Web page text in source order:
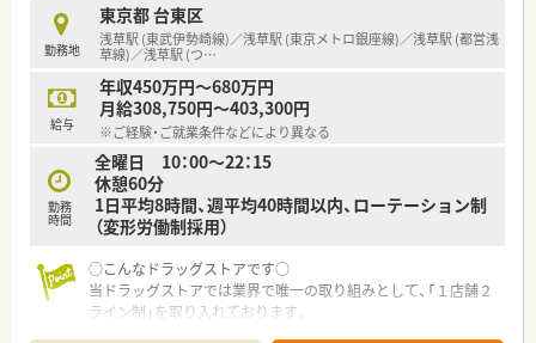
■外来で来局される患者様一人ひとりに対して、安心と信頼を提
供できるような服薬指導をお願いします。
■近隣施設に入居されている約120名から140名分の処方箋につ
いて、カートへのセット業務を担当します。
【職場環境と雰囲気】
■様々な年代のスタッフが和やかな雰囲気の中で働いており、お
互いに協力し合う風通しの良い職場です。
■全自動錠剤分包機や散剤監査システムといった最新の調剤設
備を導入し、業務の効率化を図っています。
■薬局の建物の上階には広々とした休憩室があり、仕事の合間に
勤務地
東京都 台東区
浅草駅 (東武伊勢崎線)／浅草駅 (東京メトロ銀座線)／浅草駅 (都営浅
草線)／浅草駅 (つ…
給与
年収450万円～680万円
月給308,750円～403,300円
※ご経験・ご就業条件などにより異なる
勤務
時間
全曜日 10：00～22：15
休憩60分
1日平均8時間、週平均40時間以内、ローテーション制
（変形労働制採用）
○こんなドラッグストアです○
当ドラッグストアでは業界で唯一の取り組みとして、「１店舗２
ライン制」を取り入れております。